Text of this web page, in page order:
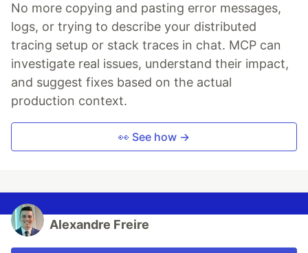
No more copying and pasting error messages,
logs, or trying to describe your distributed
tracing setup or stack traces in chat. MCP can
investigate real issues, understand their impact,
and suggest fixes based on the actual
production context.
👀 See how →
Alexandre Freire